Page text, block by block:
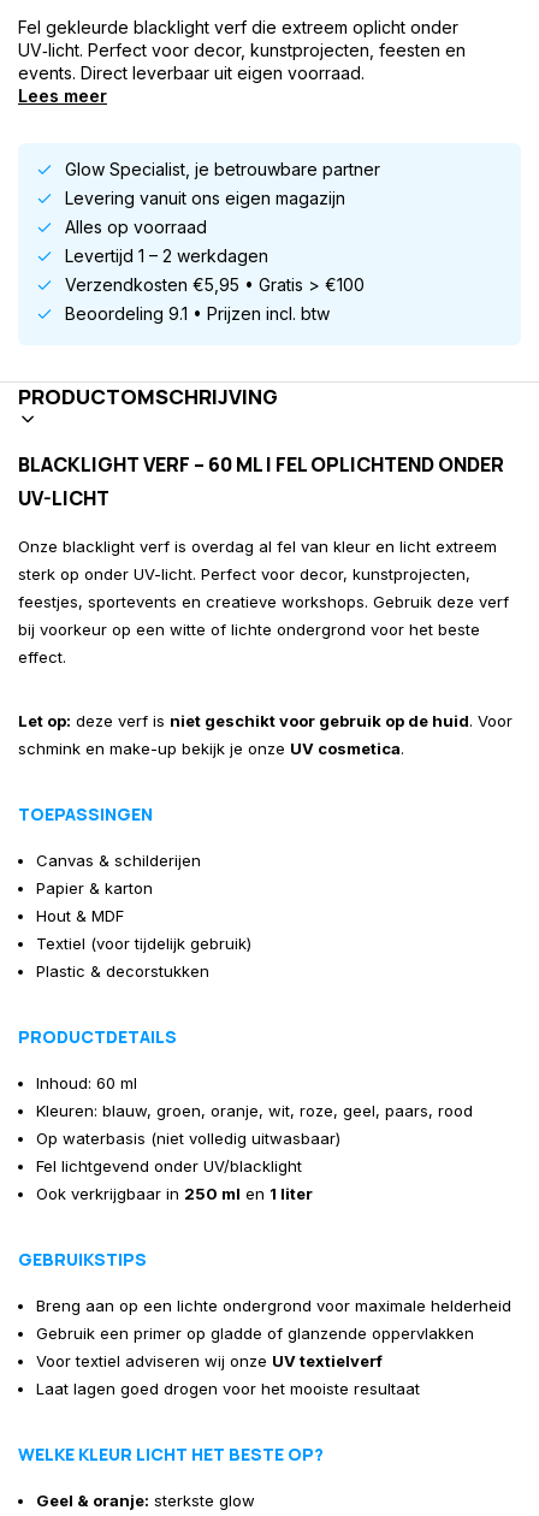
Fel gekleurde blacklight verf die extreem oplicht onder
UV‑licht. Perfect voor decor, kunstprojecten, feesten en
events. Direct leverbaar uit eigen voorraad.
Lees meer
Glow Specialist, je betrouwbare partner
Levering vanuit ons eigen magazijn
Alles op voorraad
Levertijd 1 – 2 werkdagen
Verzendkosten €5,95 • Gratis > €100
Beoordeling 9.1 • Prijzen incl. btw
PRODUCTOMSCHRIJVING
BLACKLIGHT VERF – 60 ML | FEL OPLICHTEND ONDER
UV-LICHT
Onze blacklight verf is overdag al fel van kleur en licht extreem
sterk op onder UV-licht. Perfect voor decor, kunstprojecten,
feestjes, sportevents en creatieve workshops. Gebruik deze verf
bij voorkeur op een witte of lichte ondergrond voor het beste
effect.
Let op: deze verf is niet geschikt voor gebruik op de huid. Voor
schmink en make-up bekijk je onze UV cosmetica.
TOEPASSINGEN
Canvas & schilderijen
Papier & karton
Hout & MDF
Textiel (voor tijdelijk gebruik)
Plastic & decorstukken
PRODUCTDETAILS
Inhoud: 60 ml
Kleuren: blauw, groen, oranje, wit, roze, geel, paars, rood
Op waterbasis (niet volledig uitwasbaar)
Fel lichtgevend onder UV/blacklight
Ook verkrijgbaar in 250 ml en 1 liter
GEBRUIKSTIPS
Breng aan op een lichte ondergrond voor maximale helderheid
Gebruik een primer op gladde of glanzende oppervlakken
Voor textiel adviseren wij onze UV textielverf
Laat lagen goed drogen voor het mooiste resultaat
WELKE KLEUR LICHT HET BESTE OP?
Geel & oranje: sterkste glow